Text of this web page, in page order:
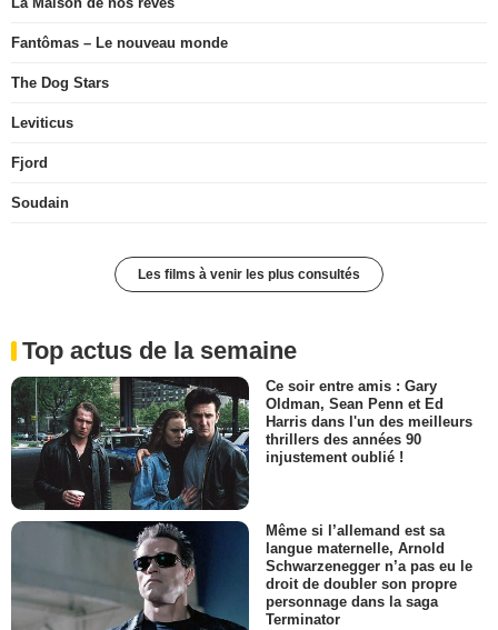
Fantômas – Le nouveau monde
The Dog Stars
Leviticus
Fjord
Soudain
Les films à venir les plus consultés
Top actus de la semaine
Ce soir entre amis : Gary
Oldman, Sean Penn et Ed
Harris dans l'un des meilleurs
thrillers des années 90
injustement oublié !
Même si l’allemand est sa
langue maternelle, Arnold
Schwarzenegger n’a pas eu le
droit de doubler son propre
personnage dans la saga
Terminator